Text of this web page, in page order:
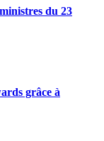
du 23
grâce à